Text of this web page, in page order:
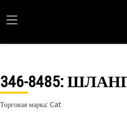
346-8485:
Торговая марка: Cat